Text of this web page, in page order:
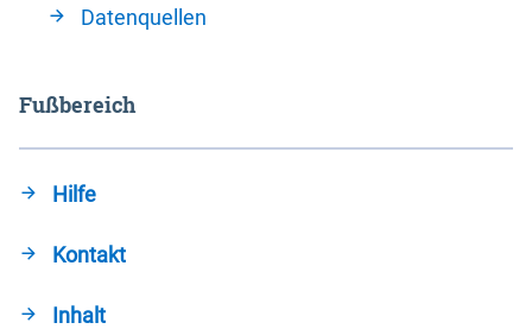
Datenquellen
Fußbereich
Hilfe
Kontakt
Inhalt